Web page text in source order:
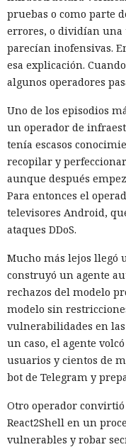
pruebas o como parte
errores, o dividían una
parecían inofensivas.
esa explicación.
algunos operadores
Uno de los episodios
un operador de
tenía escasos
recopilar y
aunque después
Para entonces el
televisores Android,
ataques DDoS.
Mucho más lejos llegó
construyó un agente
rechazos del modelo
modelo sin
vulnerabilidades en
un caso, el agente
usuarios y cientos de
bot de Telegram y
Otro operador
React2Shell en un
vulnerables y robar